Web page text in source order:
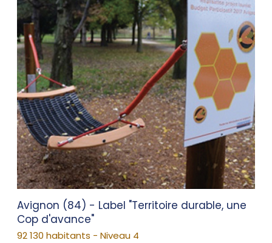
Avignon (84) - Label "Territoire durable, une
Cop d'avance"
92 130 habitants - Niveau 4